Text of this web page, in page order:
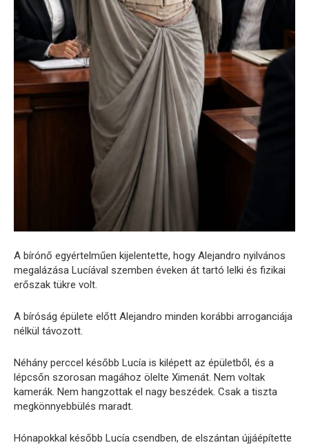
A bírónő egyértelműen kijelentette, hogy Alejandro nyilvános
megalázása Lucíával szemben éveken át tartó lelki és fizikai
erőszak tükre volt.
A bíróság épülete előtt Alejandro minden korábbi arroganciája
nélkül távozott.
Néhány perccel később Lucía is kilépett az épületből, és a
lépcsőn szorosan magához ölelte Ximenát. Nem voltak
kamerák. Nem hangzottak el nagy beszédek. Csak a tiszta
megkönnyebbülés maradt.
Hónapokkal később Lucía csendben, de elszántan újjáépítette